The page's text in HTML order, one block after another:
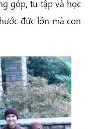
góp, tu tập và học
đức lớn mà con